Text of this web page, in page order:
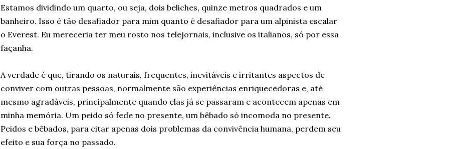
Estamos dividindo um quarto, ou seja, dois beliches, quinze metros quadrados e um
banheiro. Isso é tão desafiador para mim quanto é desafiador para um alpinista escalar
o Everest. Eu mereceria ter meu rosto nos telejornais, inclusive os italianos, só por essa
façanha.
A verdade é que, tirando os naturais, frequentes, inevitáveis e irritantes aspectos de
conviver com outras pessoas, normalmente são experiências enriquecedoras e, até
mesmo agradáveis, principalmente quando elas já se passaram e acontecem apenas em
minha memória. Um peido só fede no presente, um bêbado só incomoda no presente.
Peidos e bêbados, para citar apenas dois problemas da convivência humana, perdem seu
efeito e sua força no passado.